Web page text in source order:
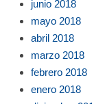
junio 2018
mayo 2018
abril 2018
marzo 2018
febrero 2018
enero 2018